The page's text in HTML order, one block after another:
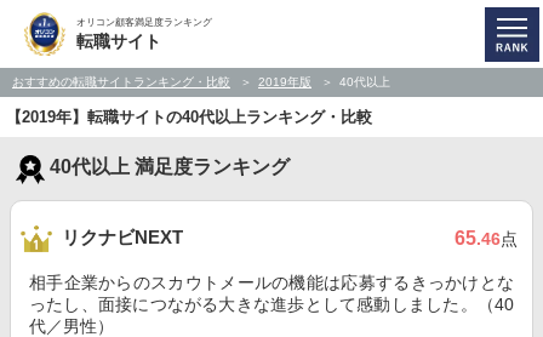
オリコン顧客満足度ランキング
転職サイト
おすすめの転職サイトランキング・比較 2019年版 40代以上
【2019年】転職サイトの40代以上ランキング・比較
40代以上 満足度ランキング
リクナビNEXT 65.46点
相手企業からのスカウトメールの機能は応募するきっかけとな
ったし、面接につながる大きな進歩として感動しました。（40
代／男性）